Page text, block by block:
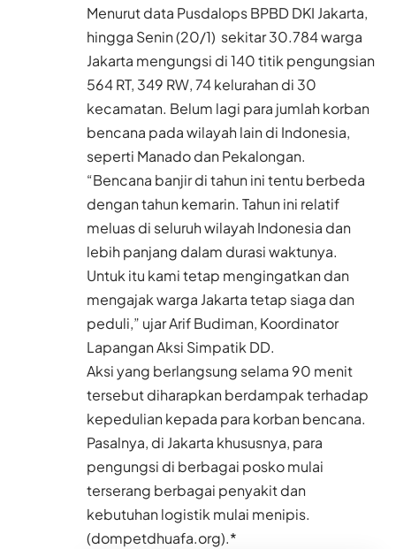
Menurut data Pusdalops BPBD DKI Jakarta,
hingga Senin (20/1) sekitar 30.784 warga
Jakarta mengungsi di 140 titik pengungsian
564 RT, 349 RW, 74 kelurahan di 30
kecamatan. Belum lagi para jumlah korban
bencana pada wilayah lain di Indonesia,
seperti Manado dan Pekalongan.
“Bencana banjir di tahun ini tentu berbeda
dengan tahun kemarin. Tahun ini relatif
meluas di seluruh wilayah Indonesia dan
lebih panjang dalam durasi waktunya.
Untuk itu kami tetap mengingatkan dan
mengajak warga Jakarta tetap siaga dan
peduli,” ujar Arif Budiman, Koordinator
Lapangan Aksi Simpatik DD.
Aksi yang berlangsung selama 90 menit
tersebut diharapkan berdampak terhadap
kepedulian kepada para korban bencana.
Pasalnya, di Jakarta khususnya, para
pengungsi di berbagai posko mulai
terserang berbagai penyakit dan
kebutuhan logistik mulai menipis.
(dompetdhuafa.org).*